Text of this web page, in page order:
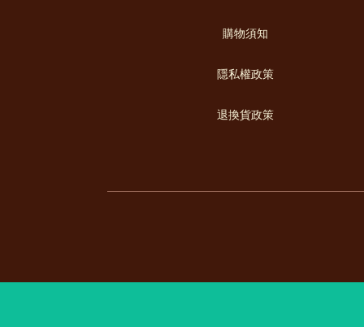
購物須知
隱私權政策
退換貨政策